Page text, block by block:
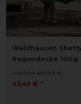
Waldhausen
Regendecke 100g
vorher 49,95 €
43,45 € *